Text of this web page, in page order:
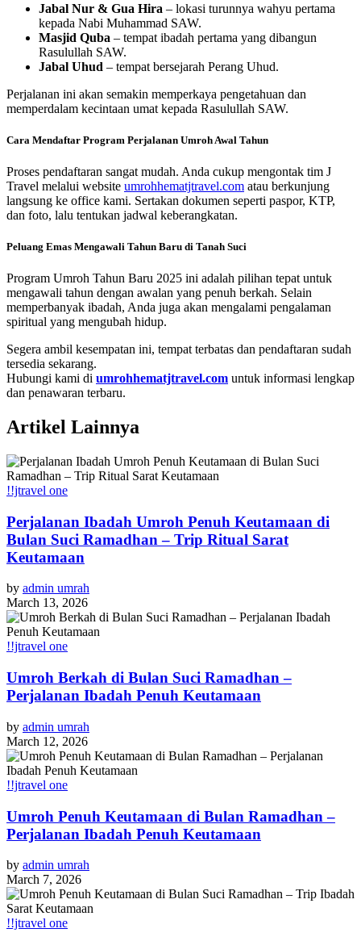
Jabal Nur & Gua Hira – lokasi turunnya wahyu pertama
kepada Nabi Muhammad SAW.
Masjid Quba – tempat ibadah pertama yang dibangun
Rasulullah SAW.
Jabal Uhud – tempat bersejarah Perang Uhud.
Perjalanan ini akan semakin memperkaya pengetahuan dan
memperdalam kecintaan umat kepada Rasulullah SAW.
Cara Mendaftar Program Perjalanan Umroh Awal Tahun
Proses pendaftaran sangat mudah. Anda cukup mengontak tim J
Travel melalui website umrohhematjtravel.com atau berkunjung
langsung ke office kami. Sertakan dokumen seperti paspor, KTP,
dan foto, lalu tentukan jadwal keberangkatan.
Peluang Emas Mengawali Tahun Baru di Tanah Suci
Program Umroh Tahun Baru 2025 ini adalah pilihan tepat untuk
mengawali tahun dengan awalan yang penuh berkah. Selain
memperbanyak ibadah, Anda juga akan mengalami pengalaman
spiritual yang mengubah hidup.
Segera ambil kesempatan ini, tempat terbatas dan pendaftaran sudah
tersedia sekarang.
Hubungi kami di umrohhematjtravel.com untuk informasi lengkap
dan penawaran terbaru.
Artikel Lainnya
!!jtravel one
Perjalanan Ibadah Umroh Penuh Keutamaan di
Bulan Suci Ramadhan – Trip Ritual Sarat
Keutamaan
by admin umrah
March 13, 2026
!!jtravel one
Umroh Berkah di Bulan Suci Ramadhan –
Perjalanan Ibadah Penuh Keutamaan
by admin umrah
March 12, 2026
!!jtravel one
Umroh Penuh Keutamaan di Bulan Ramadhan –
Perjalanan Ibadah Penuh Keutamaan
by admin umrah
March 7, 2026
!!jtravel one